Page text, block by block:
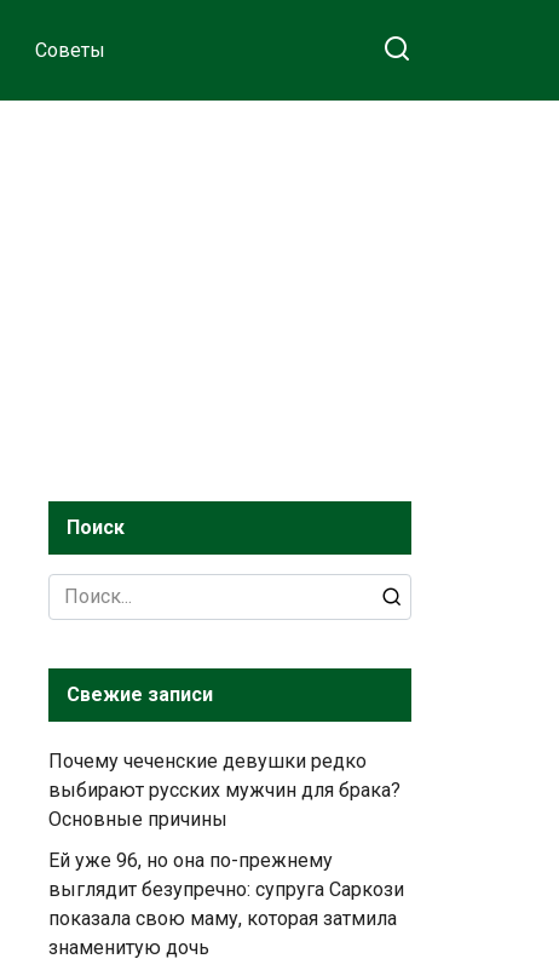
Советы
Поиск
Search
for:
Свежие записи
Почему чеченские девушки редко
выбирают русских мужчин для брака?
Основные причины
Ей уже 96, но она по-прежнему
выглядит безупречно: супруга Саркози
показала свою маму, которая затмила
знаменитую дочь